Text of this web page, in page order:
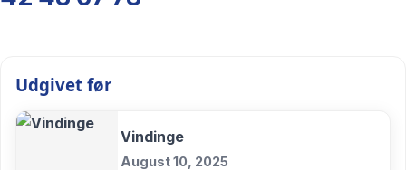
Udgivet før
Vindinge
August 10, 2025